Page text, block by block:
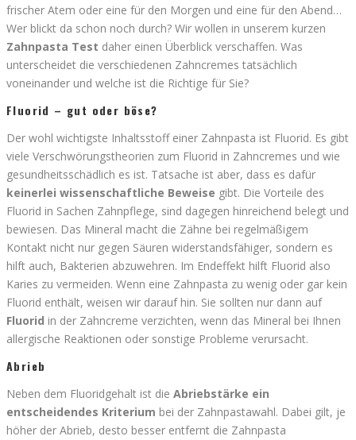
frischer Atem oder eine für den Morgen und eine für den Abend…
Wer blickt da schon noch durch? Wir wollen in unserem kurzen
Zahnpasta Test daher einen Überblick verschaffen. Was
unterscheidet die verschiedenen Zahncremes tatsächlich
voneinander und welche ist die Richtige für Sie?
Fluorid – gut oder böse?
Der wohl wichtigste Inhaltsstoff einer Zahnpasta ist Fluorid. Es gibt
viele Verschwörungstheorien zum Fluorid in Zahncremes und wie
gesundheitsschädlich es ist. Tatsache ist aber, dass es dafür
keinerlei wissenschaftliche Beweise gibt. Die Vorteile des
Fluorid in Sachen Zahnpflege, sind dagegen hinreichend belegt und
bewiesen. Das Mineral macht die Zähne bei regelmäßigem
Kontakt nicht nur gegen Säuren widerstandsfähiger, sondern es
hilft auch, Bakterien abzuwehren. Im Endeffekt hilft Fluorid also
Karies zu vermeiden. Wenn eine Zahnpasta zu wenig oder gar kein
Fluorid enthält, weisen wir darauf hin. Sie sollten nur dann auf
Fluorid in der Zahncreme verzichten, wenn das Mineral bei Ihnen
allergische Reaktionen oder sonstige Probleme verursacht.
Abrieb
Neben dem Fluoridgehalt ist die Abriebstärke ein
entscheidendes Kriterium bei der Zahnpastawahl. Dabei gilt, je
höher der Abrieb, desto besser entfernt die Zahnpasta